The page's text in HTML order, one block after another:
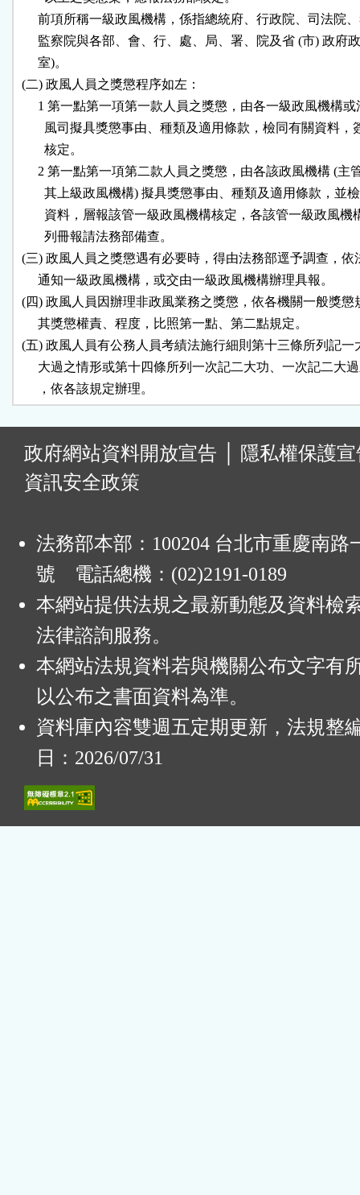
前項所稱一級政風機構，係指總統府、行政院、司法院
監察院與各部、會、行、處、局、署、院及省 (市) 政府
      室)。
(二) 政風人員之獎懲程序如左：
1 第一點第一項第一款人員之獎懲，由各一級政風機構
風司擬具獎懲事由、種類及適用條款，檢同有關資料，
        核定。
2 第一點第一項第二款人員之獎懲，由各該政風機構 (主
其上級政風機構) 擬具獎懲事由、種類及適用條款，並
資料，層報該管一級政風機構核定，各該管一級政風機
        列冊報請法務部備查。
(三) 政風人員之獎懲遇有必要時，得由法務部逕予調查，依
      通知一級政風機構，或交由一級政風機構辦理具報。
(四) 政風人員因辦理非政風業務之獎懲，依各機關一般獎懲
      其獎懲權責、程度，比照第一點、第二點規定。
(五) 政風人員有公務人員考績法施行細則第十三條所列記一
大過之情形或第十四條所列一次記二大功、一次記二大
政府網站資料開放宣告
隱私權保護
資訊安全政策
法務部本部：100204 台北市重慶南路
號 電話總機：(02)2191-0189
本網站提供法規之最新動態及資料檢
法律諮詢服務。
本網站法規資料若與機關公布文字有
以公布之書面資料為準。
資料庫內容雙週五定期更新，法規整
日：2026/07/31